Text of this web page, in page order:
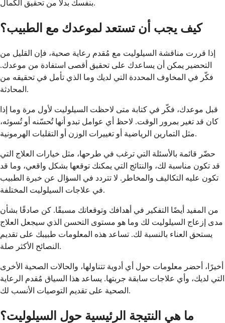
بنفسك بدلاً من تحقيق الكمال.
كيف يجب أن تستعد لموعدك مع الطبيب؟
إذا قررت مناقشة السيلوليت مع مُقدم رعاية صحية، فإن القليل من
التحضير يمكن أن يساعدك على تحقيق أقصى استفادة من موعدك.
فكّر في المخاوف المحددة التي لديك وما الذي تأمل في تحقيقه من
المحادثة.
قبل موعدك، فكّر في كتابة متى لاحظت السيلوليت لأول مرة وما إذا
كان قد تغير بمرور الوقت. لاحظ أي عوامل تبدو أنها تُحسّنه أو تُسوئه،
مثل التمارين الرياضية أو تغييرات الوزن أو التقلبات الهرمونية.
حضّر قائمة بالأسئلة التي ترغب في طرحها، مثل خيارات العلاج التي
قد تكون مناسبة لك، والنتائج التي يمكنك توقعها بشكل واقعي، وما قد
تكون عليه التكاليف والمخاطر. لا تتردد في السؤال عن خبرة الطبيب
في علاجات السيلوليت المختلفة.
من المفيد أيضًا التفكير في أهدافك وتوقعاتك مسبقًا. كن صادقًا بشأن
مدى إزعاج السيلوليت لك وما هو مستوى التحسن الذي سيجعل العلاج
يستحق العناء بالنسبة لك. تساعد هذه المعلومات طبيبك على تقديم
النصائح الأكثر صلة.
أخيرًا، أحضر معلومات حول أي أدوية تتناولها، والحالات الصحية الأخرى
التي لديك، وأي علاجات سابقة جربتها. يساعد هذا السياق مُقدم الرعاية
الصحية على تقديم التوصيات الأنسب لك.
ما هي النتيجة الرئيسية حول السيلوليت؟